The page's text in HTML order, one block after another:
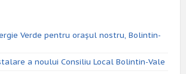
Verde pentru orașul nostru, Bolintin-
a noului Consiliu Local Bolintin-Vale